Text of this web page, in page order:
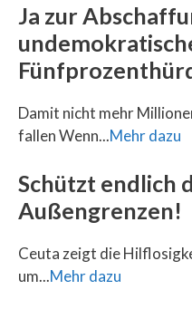
Ja zur
Damit nicht mehr
fallen Wenn...Mehr dazu
Schützt endlich
Außengrenzen!
Ceuta zeigt die
um...Mehr dazu